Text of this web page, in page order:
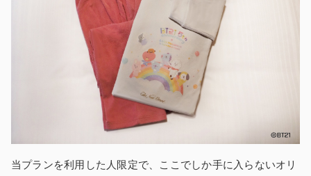
当プランを利用した人限定で、ここでしか手に入らないオリ